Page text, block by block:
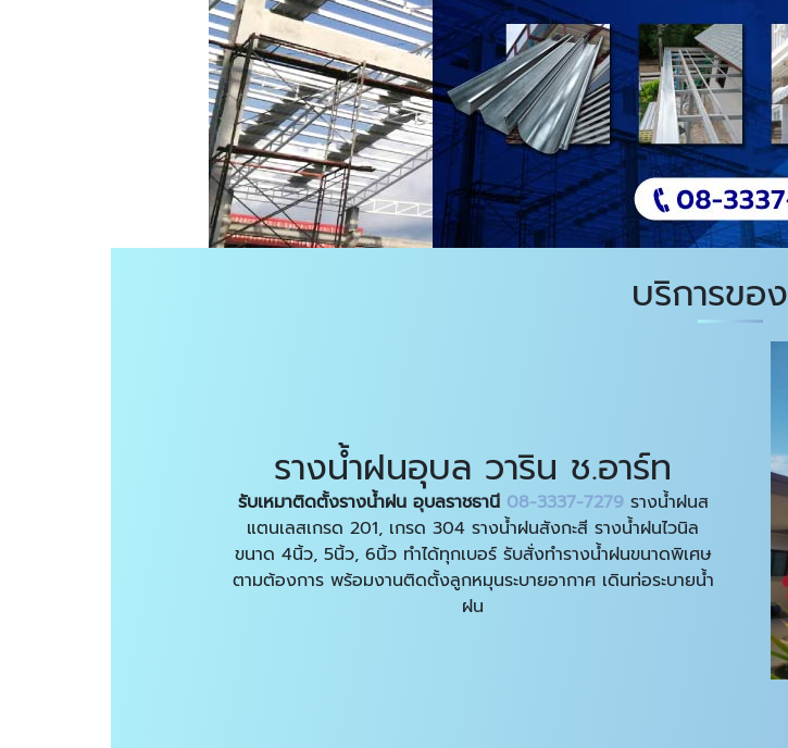
บริการของ
รางน้ำฝนอุบล วาริน ช.อาร์ท
รับเหมาติดตั้งรางน้ำฝน อุบลราชธานี 08-3337-7279 รางน้ำฝนส
แตนเลสเกรด 201, เกรด 304 รางน้ำฝนสังกะสี รางน้ำฝนไวนิล
ขนาด 4นิ้ว, 5นิ้ว, 6นิ้ว ทำได้ทุกเบอร์ รับสั่งทำรางน้ำฝนขนาดพิเศษ
ตามต้องการ พร้อมงานติดตั้งลูกหมุนระบายอากาศ เดินท่อระบายน้ำ
ฝน